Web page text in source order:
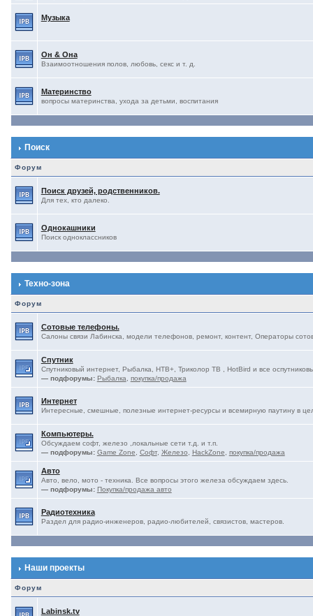
Музыка
Он & Она
Взаимоотношения полов, любовь, секс и т. д.
Материнство
вопросы материнства, ухода за детьми, воспитания
Поиск
Форум
Поиск друзей, родственников.
Для тех, кто далеко.
Однокашники
Поиск одноклассников
Техно-зона
Форум
Сотовые телефоны.
Салоны связи Лабинска, модели телефонов, ремонт, контент, Операторы
Спутник
Спутниковый интернет, Рыбалка, НТВ+, Триколор ТВ , HotBird и все
— подфорумы: Рыбалка покупка/продажа
Интернет
Интересные, смешные, полезные интернет-ресурсы и всемирную паутину в
Компьютеры.
Обсуждаем софт, железо ,локальные сети т.д. и т.п.
— подфорумы: Game Zone Софт, Железо HackZone покупка/продажа
Авто
Авто, вело, мото - техника. Все вопросы этого железа обсуждаем здесь.
— подфорумы: Покупка/продажа авто
Радиотехника
Раздел для радио-инженеров, радио-любителей, связистов, мастеров.
Наши проекты
Форум
Labinsk.tv